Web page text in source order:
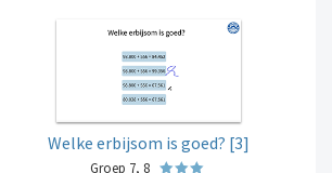
Welke erbijsom is goed? [3]
Groep 7, 8